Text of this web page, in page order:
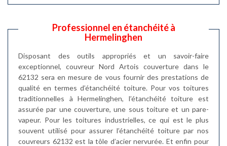
Professionnel en étanchéité à
Hermelinghen
Disposant des outils appropriés et un savoir-faire
exceptionnel, couvreur Nord Artois couverture dans le
62132 sera en mesure de vous fournir des prestations de
qualité en termes d’étanchéité toiture. Pour vos toitures
traditionnelles à Hermelinghen, l’étanchéité toiture est
assurée par une couverture, une sous toiture et un pare-
vapeur. Pour les toitures industrielles, ce qui est le plus
souvent utilisé pour assurer l’étanchéité toiture par nos
couvreurs 62132 est la tôle d’acier nervurée. Et enfin pour